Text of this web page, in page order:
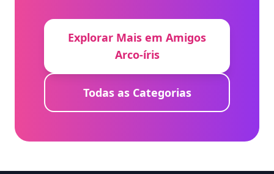
Explorar Mais em Amigos
Arco-íris
Todas as Categorias